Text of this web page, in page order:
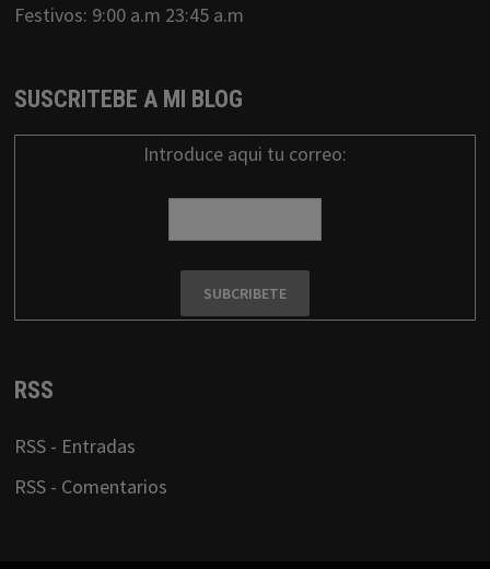
Festivos: 9:00 a.m 23:45 a.m
SUSCRITEBE A MI BLOG
Introduce aqui tu correo:
RSS
RSS - Entradas
RSS - Comentarios